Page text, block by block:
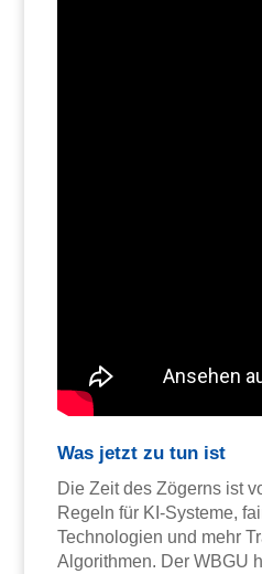
Was jetzt zu tun ist
Die Zeit des Zögerns ist
Regeln für KI-Systeme,
Technologien und mehr
Algorithmen. Der WBGU